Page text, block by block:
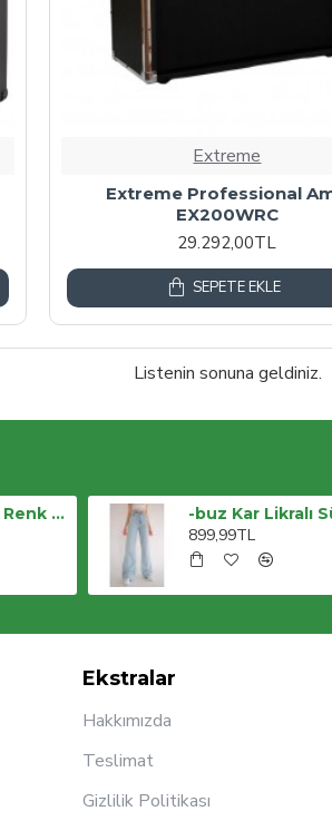
Extreme
Extreme Professional
EX200WRC
29.292,00TL
SEPETE EKLE
Listenin sonuna geldiniz.
- Koyu Mavi Ispanyol Renk Solmaz Koyu Mavi Ispanyol Jeans
899,99TL
Ekstralar
Hakkımızda
Teslimat
Gizlilik Politikası